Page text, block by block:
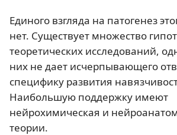
Единого взгляда на патогенез
нет. Существует множество
теоретических исследований,
них не дает исчерпывающего
специфику развития
Наибольшую поддержку имеют
нейрохимическая и
теории.